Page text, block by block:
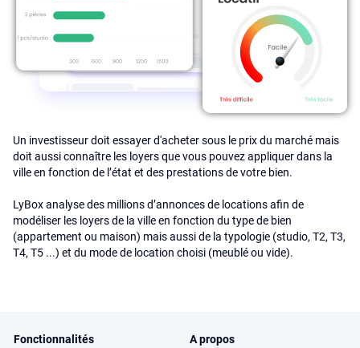
Un investisseur doit essayer d'acheter sous le prix du marché mais
doit aussi connaître les loyers que vous pouvez appliquer dans la
ville en fonction de l’état et des prestations de votre bien.
LyBox analyse des millions d’annonces de locations afin de
modéliser les loyers de la ville en fonction du type de bien
(appartement ou maison) mais aussi de la typologie (studio, T2, T3,
T4, T5 ...) et du mode de location choisi (meublé ou vide).
Fonctionnalités A propos